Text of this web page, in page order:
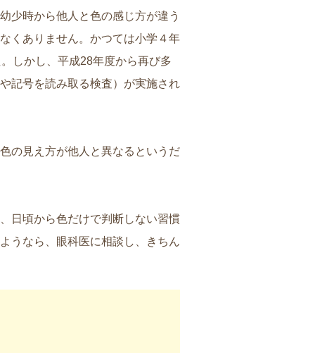
少時から他人と色の感じ方が違う
くありません。かつては小学４年
しかし、平成28年度から再び多
記号を読み取る検査）が実施され
の見え方が他人と異なるというだ
日頃から色だけで判断しない習慣
うなら、眼科医に相談し、きちん